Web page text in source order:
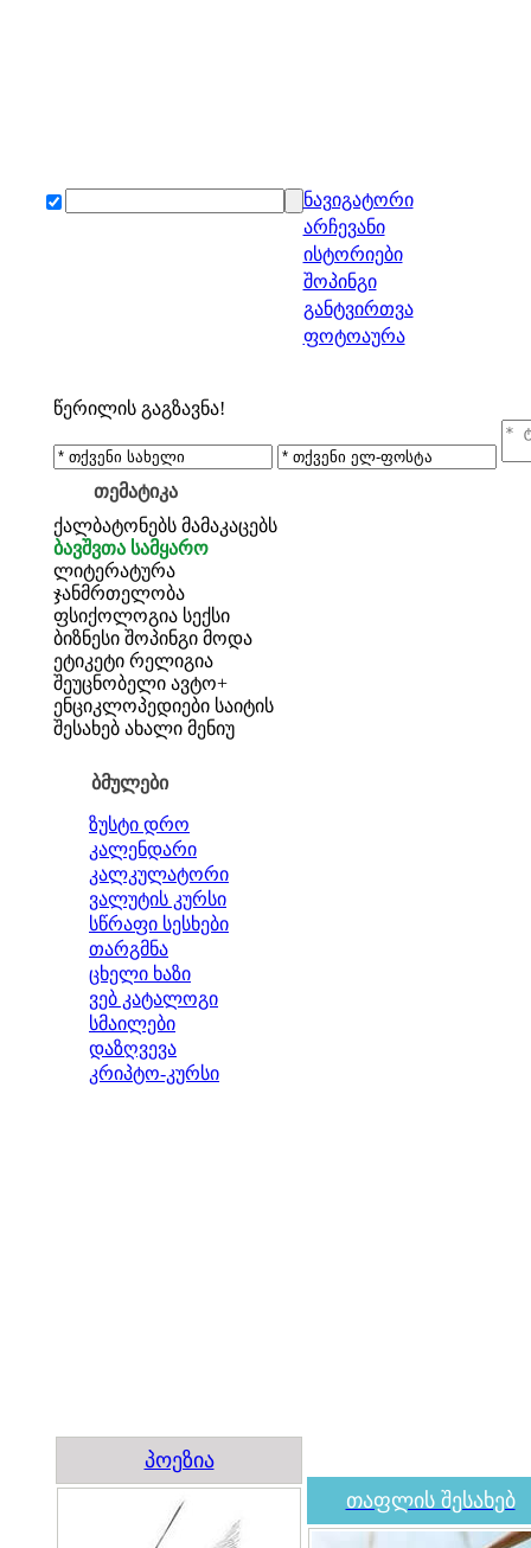
ნავიგატორი
არჩევანი
ისტორიები
შოპინგი
განტვირთვა
ფოტოაურა
წერილის გაგზავნა!
თემატიკა
ქალბატონებს მამაკაცებს
ბავშვთა სამყარო
ლიტერატურა
ჯანმრთელობა
ფსიქოლოგია სექსი
ბიზნესი შოპინგი მოდა
ეტიკეტი რელიგია
შეუცნობელი ავტო+
ენციკლოპედიები საიტის
შესახებ ახალი მენიუ
ბმულები
ზუსტი დრო
კალენდარი
კალკულატორი
ვალუტის კურსი
სწრაფი სესხები
თარგმნა
ცხელი ხაზი
ვებ კატალოგი
სმაილები
დაზღვევა
კრიპტო-კურსი
პოეზია
თაფლის შესახებ